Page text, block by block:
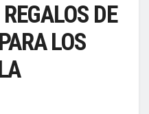
DE
LOS